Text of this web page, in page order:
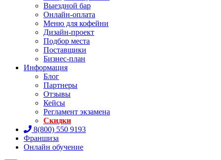
Выездной бар
Онлайн-оплата
Меню для кофейни
Дизайн-проект
Подбор места
Поставщики
Бизнес-план
Информация
Блог
Партнеры
Отзывы
Кейсы
Регламент экзамена
Скидки
8(800) 550 9193
Франшиза
Онлайн обучение